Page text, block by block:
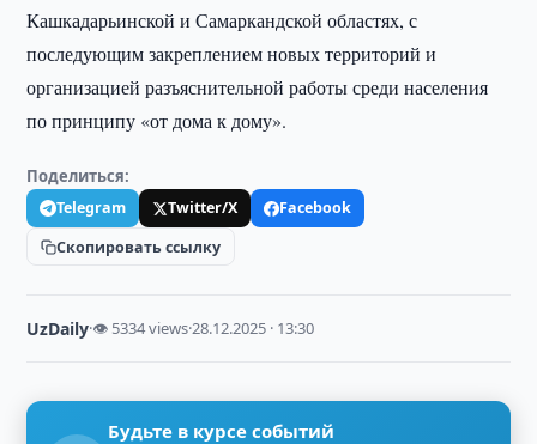
Кашкадарьинской и Самаркандской областях, с
последующим закреплением новых территорий и
организацией разъяснительной работы среди населения
по принципу «от дома к дому».
Поделиться:
Telegram Twitter/X
Facebook
Скопировать ссылку
UzDaily·👁 5334 views·28.12.2025 · 13:30
Будьте в курсе событий